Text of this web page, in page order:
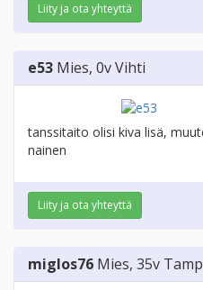
Liity ja ota yhteyttä
e53 Mies, 0vVihti
tanssitaito olisi kiva lisä,
nainen
Liity ja ota yhteyttä
miglos76 Mies, 35v